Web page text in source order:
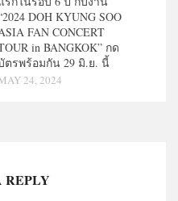
DOH KYUNG SOO
FAN CONCERT
in BANGKOK” กด
ตรพร้อมกัน 29 มิ.ย. นี้
24, 2024
REPLY